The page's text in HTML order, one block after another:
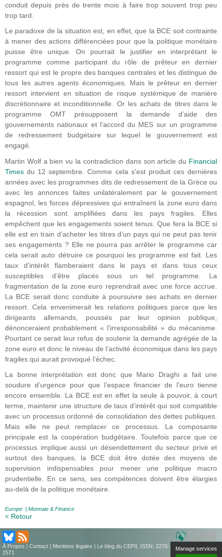
conduit depuis près de trente mois à faire trop souvent trop peu
trop tard.
Le paradoxe de la situation est, en effet, que la BCE soit contrainte
à mener des actions différenciées pour que la politique monétaire
puisse être unique. On pourrait le justifier en interprétant le
programme comme participant du rôle de prêteur en dernier
ressort qui est le propre des banques centrales et les distingue de
tous les autres agents économiques. Mais le prêteur en dernier
ressort intervient en situation de risque systémique de manière
discrétionnaire et inconditionnelle. Or les achats de titres dans le
programme OMT présupposent la demande d’aide des
gouvernements nationaux et l’accord du MES sur un programme
de redressement budgétaire sur lequel le gouvernement est
engagé.
Martin Wolf a bien vu la contradiction dans son article du Financial
Times du 12 septembre. Comme cela s’est produit ces dernières
années avec les programmes dits de redressement de la Grèce ou
avec les annonces faites unilatéralement par le gouvernement
espagnol, les forces dépressives qui entraînent la zone euro dans
la récession sont amplifiées dans les pays fragiles. Elles
empêchent que les engagements soient tenus. Que fera la BCE si
elle est en train d’acheter les titres d’un pays qui ne peut pas tenir
ses engagements ? Elle ne pourra pas arrêter le programme car
cela serait auto détruire ce pourquoi les programme est fait. Les
taux d’intérêt flamberaient dans le pays et dans tous ceux
susceptibles d’être placés sous un tel programme. La
fragmentation de la zone euro reprendrait avec une force accrue.
La BCE serait donc conduite à poursuivre ses achats en dernier
ressort. Cela envenimerait les relations politiques parce que les
dirigeants allemands, poussés par leur opinion publique,
dénonceraient probablement « l’irresponsabilité » du mécanisme.
Pourtant ce serait leur refus de soutenir la demande agrégée de la
zone euro et donc le niveau de l’activité économique dans les pays
fragiles qui aurait provoqué l’échec.
La bonne interprétation est donc que Mario Draghi a fait une
soudure d’urgence pour que l’espace financier de l’euro tienne
encore ensemble. La BCE est en effet la seule à pouvoir, à court
terme, maintenir une structure de taux d’intérêt qui soit compatible
avec un processus ordonné de consolidation des dettes publiques.
Mais elle ne peut remplacer ce processus. La composante
principale est la coopération budgétaire. Toutefois parce que ce
processus implique aussi un désendettement du secteur privé et
surtout des banques, la BCE doit être dotée des moyens de
supervision indispensables pour mener une politique macro
prudentielle. En ce sens, ses compétences doivent être élargies
au-delà de la politique monétaire.
Europe Monnaie & Finance
< Retour
À Propos Contact Mentions légales | Le blog du CEPII, ISSN: 2270-
2571
Manage services